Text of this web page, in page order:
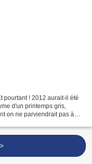
pourtant ! 2012 aurait-il été
d'un printemps gris,
on ne parviendrait pas à